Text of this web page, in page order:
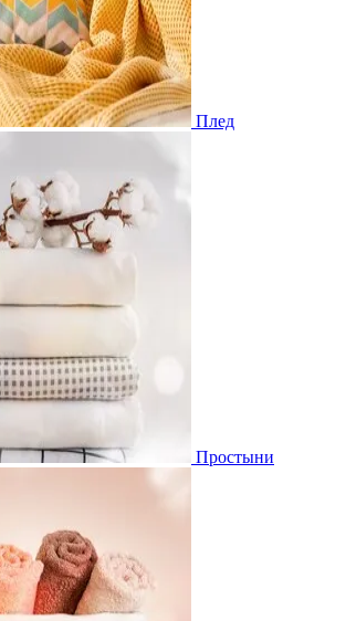
Плед
Простыни